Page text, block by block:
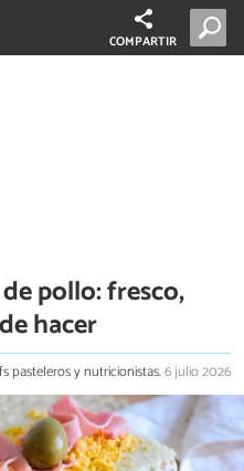
COMPARTIR
pollo: fresco,
hacer
pasteleros y nutricionistas.6 julio 2026